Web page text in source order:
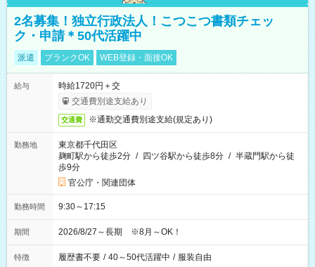
2名募集！独立行政法人！こつこつ書類チェッ
ク・申請＊50代活躍中
派遣 ブランクOK WEB登録・面接OK
給与
時給1720円＋交
交通費別途支給あり
交通費 ※通勤交通費別途支給(規定あり)
勤務地
東京都千代田区
麹町駅から徒歩2分 / 四ツ谷駅から徒歩8分 / 半蔵門駅から徒
歩9分
官公庁・関連団体
勤務時間 9:30～17:15
期間 2026/8/27～長期 ※8月～OK！
特徴 履歴書不要 / 40～50代活躍中 / 服装自由